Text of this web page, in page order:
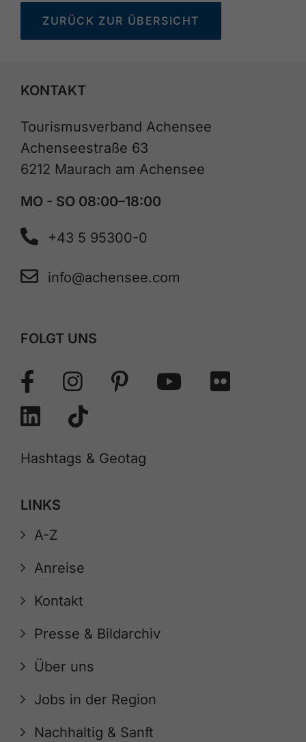
ZURÜCK ZUR ÜBERSICHT
KONTAKT
Tourismusverband Achensee
Achenseestraße 63
6212 Maurach am Achensee
MO - SO 08:00–18:00
+43 5 95300-0
info@achensee.com
FOLGT UNS
Hashtags & Geotag
LINKS
A-Z
Anreise
Kontakt
Presse & Bildarchiv
Über uns
Jobs in der Region
Nachhaltig & Sanft